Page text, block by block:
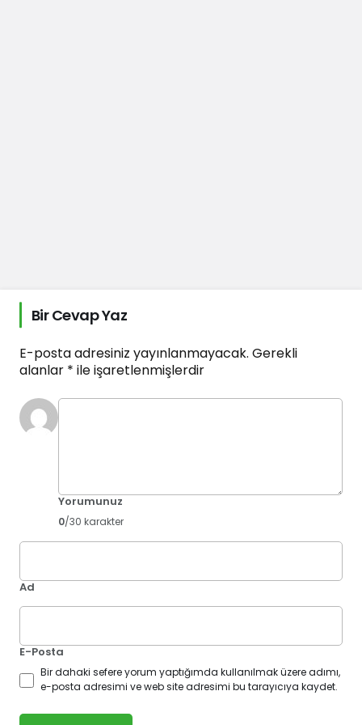
Bir Cevap Yaz
E-posta adresiniz yayınlanmayacak. Gerekli
alanlar * ile işaretlenmişlerdir
Yorumunuz
0/30 karakter
Ad
E-Posta
Bir dahaki sefere yorum yaptığımda kullanılmak üzere adımı,
e-posta adresimi ve web site adresimi bu tarayıcıya kaydet.